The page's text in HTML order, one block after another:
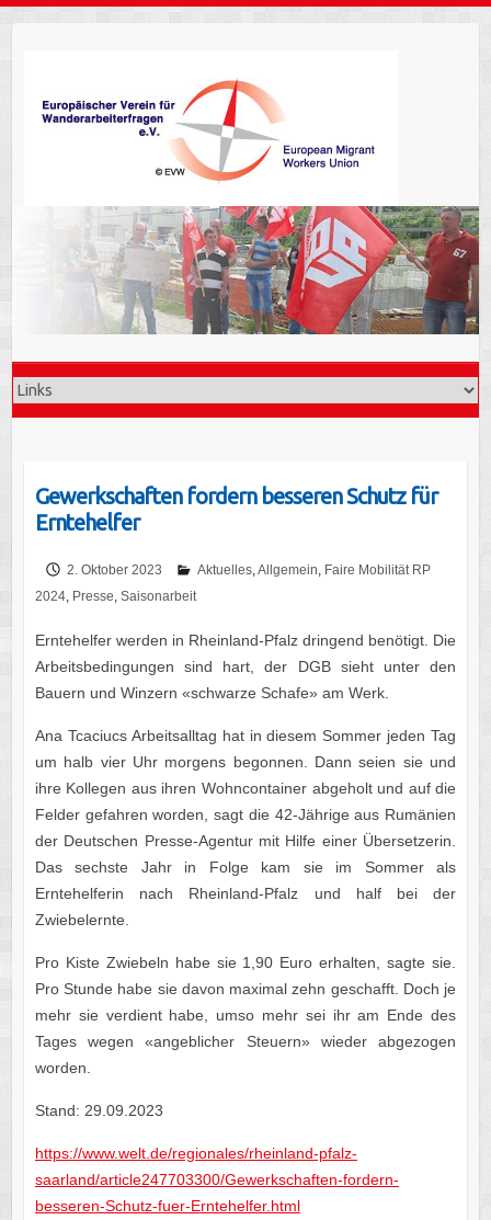
Gewerkschaften fordern besseren Schutz für
Erntehelfer
2. Oktober 2023 Aktuelles,Allgemein, Faire Mobilität RP
2024, Presse, Saisonarbeit
Erntehelfer werden in Rheinland-Pfalz dringend benötigt. Die
Arbeitsbedingungen sind hart, der DGB sieht unter den
Bauern und Winzern «schwarze Schafe» am Werk.
Ana Tcaciucs Arbeitsalltag hat in diesem Sommer jeden Tag
um halb vier Uhr morgens begonnen. Dann seien sie und
ihre Kollegen aus ihren Wohncontainer abgeholt und auf die
Felder gefahren worden, sagt die 42-Jährige aus Rumänien
der Deutschen Presse-Agentur mit Hilfe einer Übersetzerin.
Das sechste Jahr in Folge kam sie im Sommer als
Erntehelferin nach Rheinland-Pfalz und half bei der
Zwiebelernte.
Pro Kiste Zwiebeln habe sie 1,90 Euro erhalten, sagte sie.
Pro Stunde habe sie davon maximal zehn geschafft. Doch je
mehr sie verdient habe, umso mehr sei ihr am Ende des
Tages wegen «angeblicher Steuern» wieder abgezogen
worden.
Stand: 29.09.2023
https://www.welt.de/regionales/rheinland-pfalz-
saarland/article247703300/Gewerkschaften-fordern-
besseren-Schutz-fuer-Erntehelfer.html